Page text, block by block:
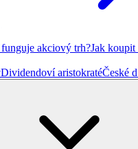
funguje akciový trh?Jak koupit
Dividendoví aristokratéČeské